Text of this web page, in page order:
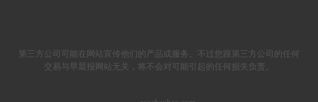
第三方公司可能在网站宣传他们的产品或服务。不过您跟第三方公司的任何
交易与早晨报网站无关，将不会对可能引起的任何损失负责。